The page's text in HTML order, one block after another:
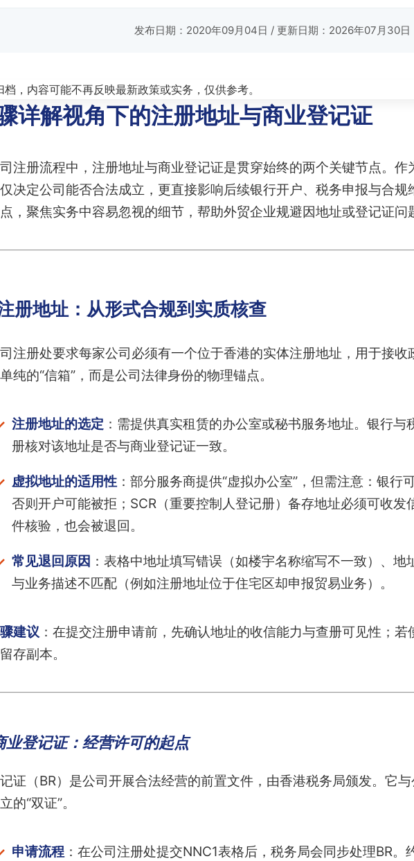
发布日期：2020年09月04日 / 更新日期：2026年07月30日
档，内容可能不再反映最新政策或实务，仅供参考。
详解视角下的注册地址与商业登记证
注册流程中，注册地址与商业登记证是贯穿始终的两个关键节点。作
决定公司能否合法成立，更直接影响后续银行开户、税务申报与合
，聚焦实务中容易忽视的细节，帮助外贸企业规避因地址或登记证问
册地址：从形式合规到实质核查
注册处要求每家公司必须有一个位于香港的实体注册地址，用于接
纯的“信箱”，而是公司法律身份的物理锚点。
注册地址的选定 ：需提供真实租赁的办公室或秘书服务地址。银行
册核对该地址是否与商业登记证一致。
虚拟地址的适用性：部分服务商提供“虚拟办公室”，但需注意：银行
否则开户可能被拒；SCR（重要控制人登记册）备存地址必须可收发
件核验，也会被退回。
常见退回原因 ：表格中地址填写错误（如楼宇名称缩写不一致）、
与业务描述不匹配（例如注册地址位于住宅区却申报贸易业务）。
建议 ：在提交注册申请前，先确认地址的收信能力与查册可见性；
存副本。
业登记证：经营许可的起点
证（BR）是公司开展合法经营的前置文件，由香港税务局颁发。它
的“双证”。
申请流程：在公司注册处提交NNC1表格后，税务局会同步处理BR。